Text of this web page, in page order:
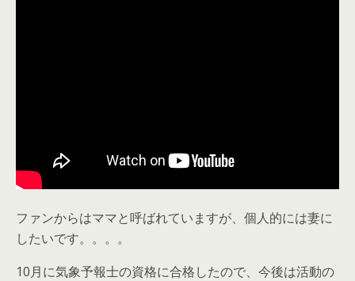
ファンからはママと呼ばれていますが、個人的には妻に
したいです。。。。
10月に気象予報士の資格に合格したので、今後は活動の